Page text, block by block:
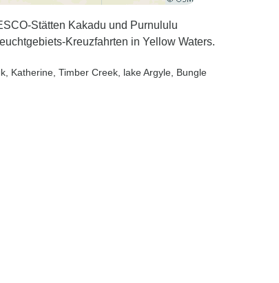
Stätten Kakadu und Purnululu
Kreuzfahrten in Yellow Waters.
, Katherine , Timber Creek , lake Argyle , Bungle